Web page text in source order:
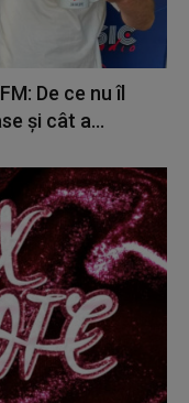
De ce nu îl
și cât a...